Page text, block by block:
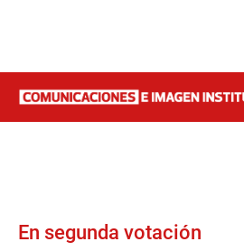
En segunda votación